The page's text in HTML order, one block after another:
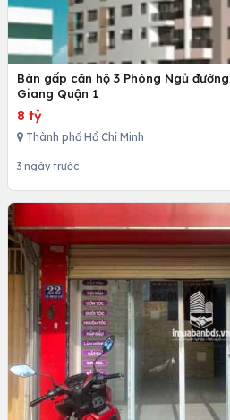
Bán gấp căn hộ 3 Phòng Ngủ
Giang Quận 1
8 tỷ
Thành phố Hồ Chí Minh
3 ngày trước